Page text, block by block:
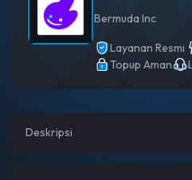
Bermuda Inc
Layanan Resmi
Topup Aman
Deskripsi